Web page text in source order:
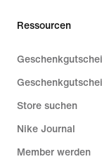
Ressourcen
Store suchen
Nike Journal
Member werden